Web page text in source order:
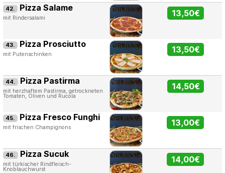
42. Pizza Salame
mit Rindersalami 13,50€
43. Pizza Prosciutto
mit Putenschinken 13,50€
44. Pizza Pastirma
mit herzhaftem Pastirma, getrockneten
Tomaten, Oliven und Rucola
14,50€
45. Pizza Fresco Funghi
mit frischen Champignons 13,00€
46. Pizza Sucuk
mit türkischer Rindfleisch-
Knoblauchwurst
14,00€